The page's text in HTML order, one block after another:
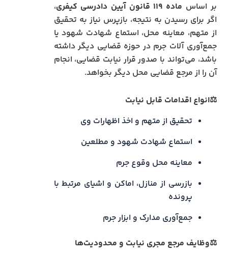
بر اساس ماده ۱۱۹ قانون آیین دادرسی کیفری،
اگر برای رسیدن به نتیجه، بازپرس نیاز به تحقیق
از متهم، معاینه محل، استماع شهادت شهود یا
جمع‌آوری آلات جرم در حوزه قضایی دیگر داشته
باشد، می‌تواند با صدور قرار نیابت قضایی، انجام
آن را از مرجع قضایی محل دیگر بخواهد.
⚖️انواع اقدامات قابل نیابت
تحقیق از متهم و اخذ اظهارات وی
استماع شهادت شهود و مطلعین
معاینه محل وقوع جرم
بازرسی از منازل، اماکن و اشیای مرتبط با
پرونده
جمع‌آوری مدارک و ابزار جرم
⚖️وظایف مرجع مجری نیابت و محدودیت‌ها